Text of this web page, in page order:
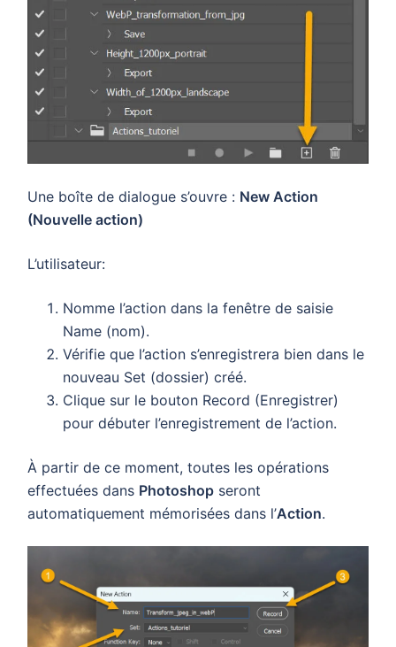
Une boîte de dialogue s’ouvre : New Action
(Nouvelle action)
L’utilisateur:
Nomme l’action dans la fenêtre de saisie
Name (nom).
Vérifie que l’action s’enregistrera bien dans le
nouveau Set (dossier) créé.
Clique sur le bouton Record (Enregistrer)
pour débuter l’enregistrement de l’action.
À partir de ce moment, toutes les opérations
effectuées dans Photoshop seront
automatiquement mémorisées dans l’Action.